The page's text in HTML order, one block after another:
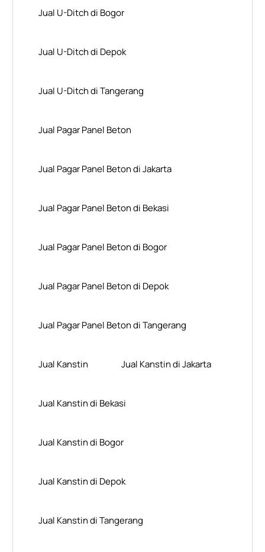
Jual U-Ditch di Bogor
Jual U-Ditch di Depok
Jual U-Ditch di Tangerang
Jual Pagar Panel Beton
Jual Pagar Panel Beton di Jakarta
Jual Pagar Panel Beton di Bekasi
Jual Pagar Panel Beton di Bogor
Jual Pagar Panel Beton di Depok
Jual Pagar Panel Beton di Tangerang
Jual Kanstin Jual Kanstin di Jakarta
Jual Kanstin di Bekasi
Jual Kanstin di Bogor
Jual Kanstin di Depok
Jual Kanstin di Tangerang